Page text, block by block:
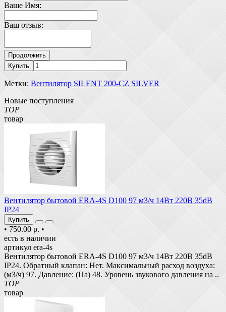
Ваше Имя:
Ваш отзыв:
Продолжить
Купить
Метки: Вентилятор SILENT 200-CZ SILVER
Новые поступления
TOP
товар
Вентилятор бытовой ERA-4S D100 97 м3/ч 14Вт 220В 35dB
IP24
Купить
• 750.00 р. •
есть в наличии
артикул era-4s
Вентилятор бытовой ERA-4S D100 97 м3/ч 14Вт 220В 35dB
IP24. Обратный клапан: Нет. Максимальный расход воздуха:
(м3/ч) 97. Давление: (Па) 48. Уровень звукового давления на ..
TOP
товар